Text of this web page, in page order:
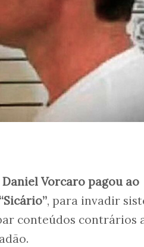
Daniel Vorcaro pagou ao
, para invadir
conteúdos contrários